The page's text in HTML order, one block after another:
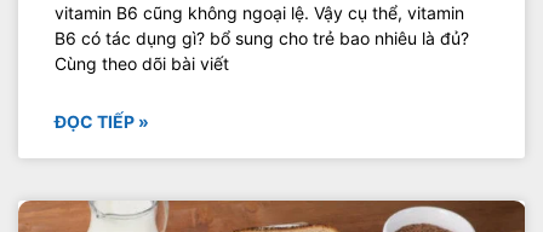
vitamin B6 cũng không ngoại lệ. Vậy cụ thể, vitamin
B6 có tác dụng gì? bổ sung cho trẻ bao nhiêu là đủ?
Cùng theo dõi bài viết
ĐỌC TIẾP »